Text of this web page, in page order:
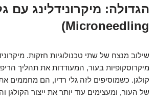
Microneedling)
שילוב מנצח של שתי טכנולוגיות חזקות.
מיקרוסקופיות בעור, המעודדות את תהליך
קולגן. כשמוסיפים לזה גלי רדיו, הם מחממים
של העור, ומעצימים עוד יותר את ייצור הקולגן